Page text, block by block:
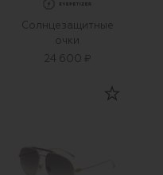
Солнцезащитные
очки
24 600 ₽